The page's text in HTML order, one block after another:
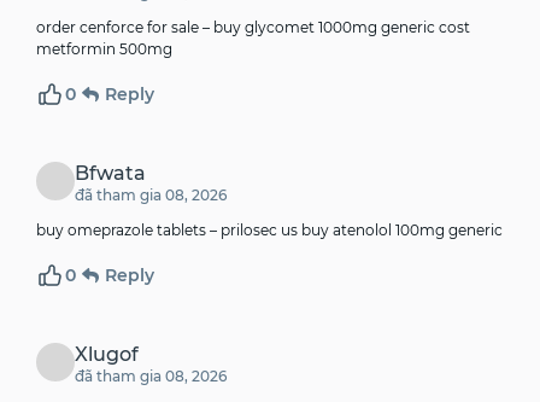
order cenforce for sale – buy glycomet 1000mg generic cost
metformin 500mg
0 Reply
Bfwata
đã tham gia 08, 2026
buy omeprazole tablets – prilosec us buy atenolol 100mg generic
0 Reply
Xlugof
đã tham gia 08, 2026